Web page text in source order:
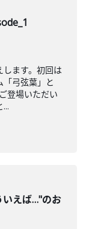
ます。初回は
弓弦葉」と
登場いただい
いえば…"のお